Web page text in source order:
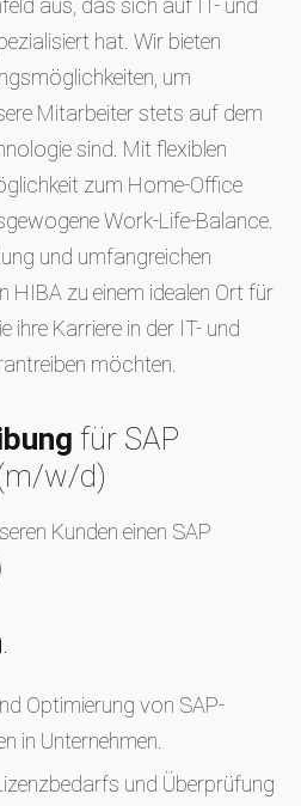
aus, das sich auf IT- und
hat. Wir bieten
um
Mitarbeiter stets auf dem
sind. Mit flexiblen
zum Home-Office
Work-Life-Balance.
und umfangreichen
HIBA zu einem idealen Ort für
ihre Karriere in der IT- und
möchten.
für SAP
w/d)
Kunden einen SAP
.
Optimierung von SAP-
in Unternehmen.
und Überprüfung